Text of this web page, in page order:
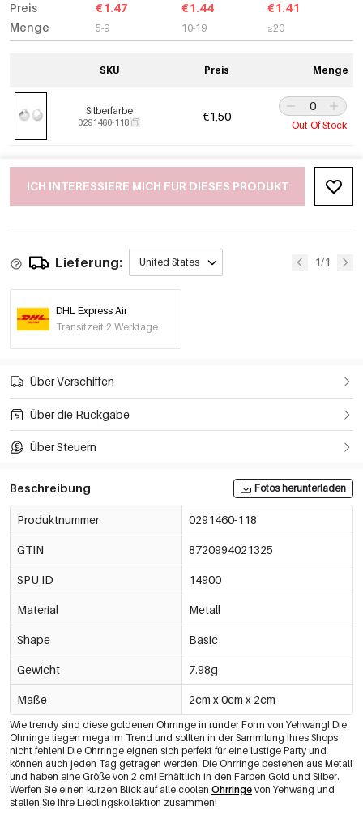
Preis
Menge
€1.47
5-9
€1.44
10-19
€1.41
≥20
SKU Preis Menge
Silberfarbe
0291460-118 €1,50
Out Of Stock
ICH INTERESSIERE MICH FÜR DIESES PRODUKT
Lieferung: United States 1/1
DHL Express Air
Transitzeit 2 Werktage
Über Verschiffen
Über die Rückgabe
Über Steuern
Beschreibung Fotos herunterladen
Produktnummer 0291460-118
GTIN 8720994021325
SPU ID 14900
Material Metall
Shape Basic
Gewicht 7.98g
Maße 2cm x 0cm x 2cm
Wie trendy sind diese goldenen Ohrringe in runder Form von Yehwang! Die
Ohrringe liegen mega im Trend und sollten in der Sammlung Ihres Shops
nicht fehlen! Die Ohrringe eignen sich perfekt für eine lustige Party und
können auch jeden Tag getragen werden. Die Ohrringe bestehen aus Metall
und haben eine Größe von 2 cm! Erhältlich in den Farben Gold und Silber.
Werfen Sie einen kurzen Blick auf alle coolen Ohrringe von Yehwang und
stellen Sie Ihre Lieblingskollektion zusammen!